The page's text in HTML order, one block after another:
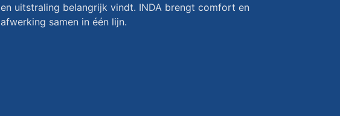
en uitstraling belangrijk vindt. INDA brengt comfort en
afwerking samen in één lijn.